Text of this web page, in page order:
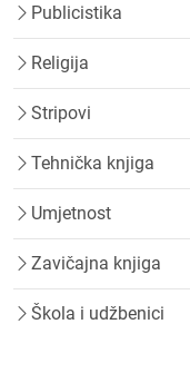
Publicistika
Religija
Stripovi
Tehnička knjiga
Umjetnost
Zavičajna knjiga
Škola i udžbenici